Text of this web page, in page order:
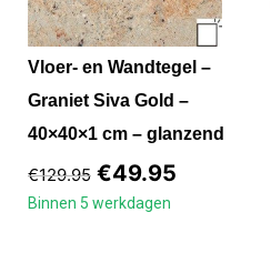
Vloer- en Wandtegel –
Graniet Siva Gold –
40×40×1 cm – glanzend
€129.95 €49.95
Binnen 5 werkdagen